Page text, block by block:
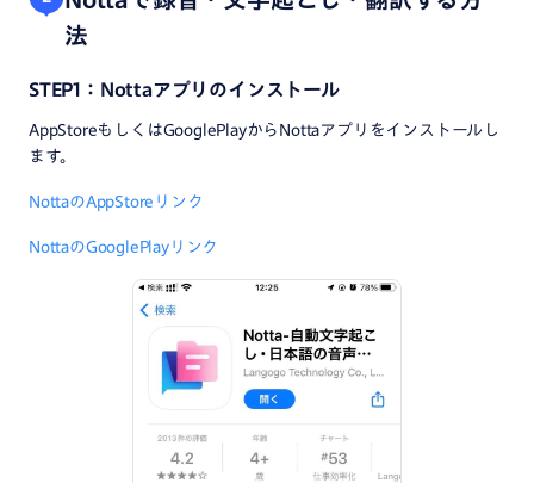
法
STEP1：Nottaアプリのインストール
AppStoreもしくはGooglePlayからNottaアプリをインストールし
ます。
NottaのAppStoreリンク
NottaのGooglePlayリンク